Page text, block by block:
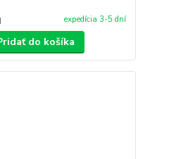
expedícia 3-5 dní
do košíka